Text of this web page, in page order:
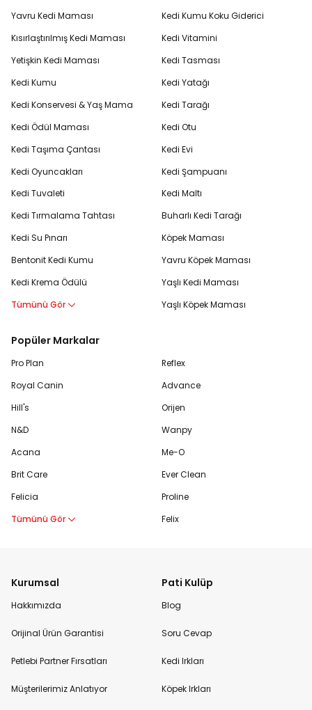
Yavru Kedi Maması
Kısırlaştırılmış Kedi Maması
Yetişkin Kedi Maması
Kedi Kumu
Kedi Konservesi & Yaş Mama
Kedi Ödül Maması
Kedi Taşıma Çantası
Kedi Oyuncakları
Kedi Tuvaleti
Kedi Tırmalama Tahtası
Kedi Su Pınarı
Bentonit Kedi Kumu
Kedi Krema Ödülü
Tümünü Gör
Kedi Kumu Koku Giderici
Kedi Vitamini
Kedi Tasması
Kedi Yatağı
Kedi Tarağı
Kedi Otu
Kedi Evi
Kedi Şampuanı
Kedi Maltı
Buharlı Kedi Tarağı
Köpek Maması
Yavru Köpek Maması
Yaşlı Kedi Maması
Yaşlı Köpek Maması
Popüler Markalar
Pro Plan
Royal Canin
Hill's
N&D
Acana
Brit Care
Felicia
Tümünü Gör
Reflex
Advance
Orijen
Wanpy
Me-O
Ever Clean
Proline
Felix
Kurumsal
Hakkımızda
Orijinal Ürün Garantisi
Petlebi Partner Fırsatları
Müşterilerimiz Anlatıyor
Pati Kulüp
Blog
Soru Cevap
Kedi Irkları
Köpek Irkları